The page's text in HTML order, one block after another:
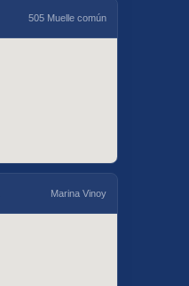
505 Muelle común
Marina Vinoy